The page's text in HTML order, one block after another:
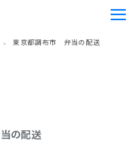
東京都調布市 弁当の配送
の配送